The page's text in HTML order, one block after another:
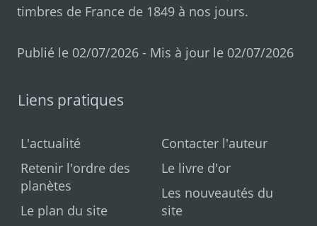
timbres de France de 1849 à nos jours.
Publié le 02/07/2026 - Mis à jour le 02/07/2026
Liens pratiques
L'actualité
Retenir l'ordre des
planètes
Le plan du site
Contacter l'auteur
Le livre d'or
Les nouveautés du
site